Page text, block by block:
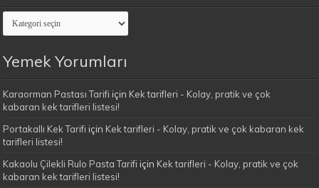
Evimin
Yemekleri
Kategoriler
Yemek Yorumları
Karaorman Pastası Tarifi için Kek tarifleri - Kolay, pratik ve çok
kabaran kek tarifleri listesi!
Portakallı Kek Tarifi için Kek tarifleri - Kolay, pratik ve çok kabaran kek
tarifleri listesi!
Kakaolu Çilekli Rulo Pasta Tarifi için Kek tarifleri - Kolay, pratik ve çok
kabaran kek tarifleri listesi!